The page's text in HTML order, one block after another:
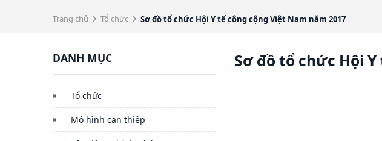
Trang chủ Tổ chức Sơ đồ tổ chức Hội Y tế công cộng Việt Nam năm 2017
DANH MỤC
Tổ chức
Mô hình can thiệp
Sơ đồ tổ chức Hội